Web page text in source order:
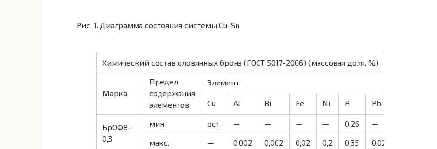
Рис. 1. Диаграмма состояния системы Cu-Sn
Химический состав оловянных бронз (ГОСТ 5017-2006) (массовая доля, %)
Марка
Предел
содержания
элементов
Элемент
Cu Al Bi Fe Ni Р Pb
БрОФ8-
0,3
мин. ост. — — — — 0,26 —
макс. — 0,002 0,002 0,02 0,2 0,35 0,02